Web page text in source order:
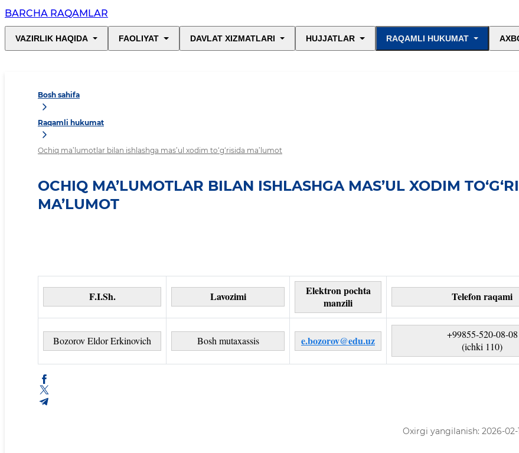
BARCHA RAQAMLAR
VAZIRLIK HAQIDA FAOLIYAT DAVLAT XIZMATLARI HUJJATLAR RAQAMLI HUKUMAT
Bosh sahifa
Raqamli hukumat
Ochiq ma’lumotlar bilan ishlashga mas’ul xodim to‘g‘risida ma’lumot
OCHIQ MA’LUMOTLAR BILAN ISHLASHGA MAS’UL XODIM
MA’LUMOT
F.I.Sh. Lavozimi
Elektron pochta
manzili
Telefon raqami
Bozorov Eldor Erkinovich Bosh mutaxassis e.bozorov@edu.uz
+99855-520-08-08
(ichki 110)
Oxirgi yangilanish: 2026-02-